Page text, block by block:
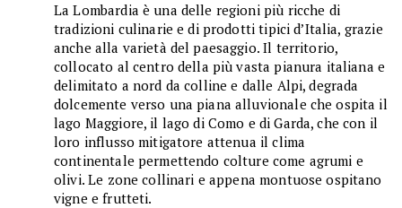
La Lombardia è una delle regioni più ricche di
tradizioni culinarie e di prodotti tipici d’Italia, grazie
anche alla varietà del paesaggio. Il territorio,
collocato al centro della più vasta pianura italiana e
delimitato a nord da colline e dalle Alpi, degrada
dolcemente verso una piana alluvionale che ospita il
lago Maggiore, il lago di Como e di Garda, che con il
loro influsso mitigatore attenua il clima
continentale permettendo colture come agrumi e
olivi. Le zone collinari e appena montuose ospitano
vigne e frutteti.